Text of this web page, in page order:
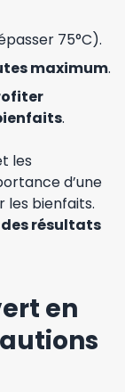
75°C).
maximum.
.
les
d’une
bienfaits.
résultats
en